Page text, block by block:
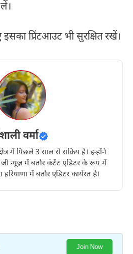
प्रिंटआउट भी सुरक्षित रखें।
वर्मा
क्षेत्र में पिछले 3 साल से सक्रिय है। इन्होंने
न्यूज़ में बतौर कंटेंट एडिटर के रूप में
में बतौर एडिटर कार्यरत है।
Join Now